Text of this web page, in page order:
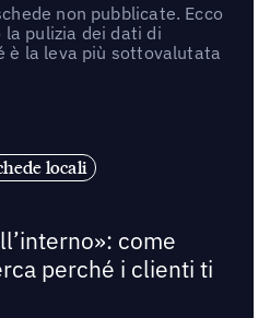
non pubblicate. Ecco
la pulizia dei dati di
è la leva più sottovalutata
locali
come
perché i clienti ti